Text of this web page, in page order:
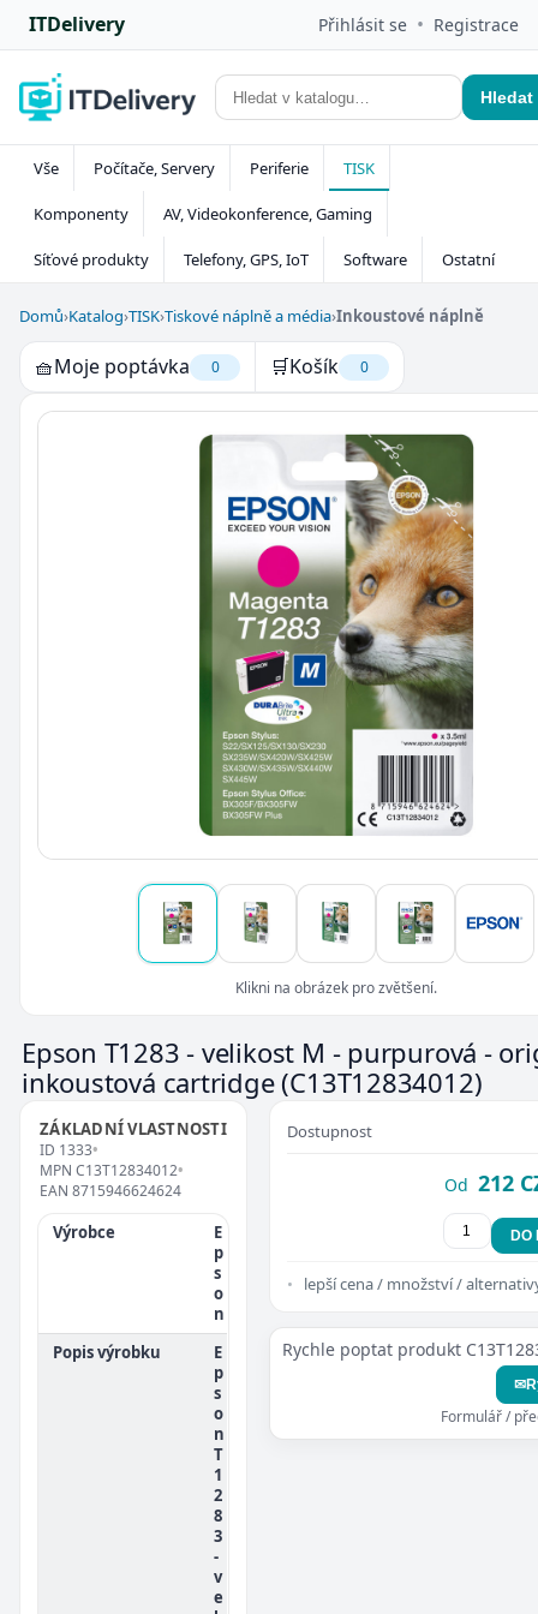
ITDelivery Přihlásit se • Registrace
Hledat
Vše Počítače, Servery Periferie TISK
Komponenty AV, Videokonference, Gaming
Síťové produkty Telefony, GPS, IoT Software Ostatní
Domů›Katalog›TISK›Tiskové náplně a média›Inkoustové náplně
🧺Moje poptávka 0 🛒Košík 0
Klikni na obrázek pro zvětšení.
Epson T1283 - velikost M - purpurová -
inkoustová cartridge(C13T12834012)
ZÁKLADNÍ VLASTNOSTI
ID 1333•
MPN C13T12834012•
EAN 8715946624624
Výrobce
E
p
s
o
n
Popis výrobku
E
p
s
o
n
T
1
2
8
3
-
v
e
Dostupnost
Od 212
DO
lepší cena / množství /
Rychle poptat produkt
✉
Formulář /